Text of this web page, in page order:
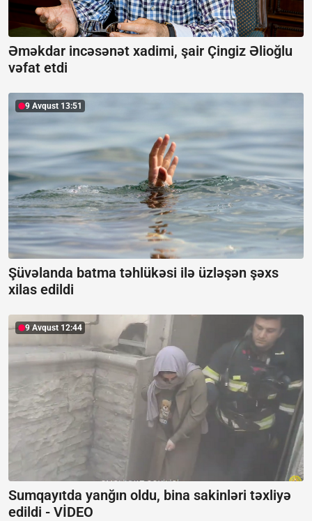
Əməkdar incəsənət xadimi, şair Çingiz Əlioğlu
vəfat etdi
9 Avqust 13:51
Şüvəlanda batma təhlükəsi ilə üzləşən şəxs
xilas edildi
9 Avqust 12:44
Sumqayıtda yanğın oldu, bina sakinləri təxliyə
edildi - VİDEO